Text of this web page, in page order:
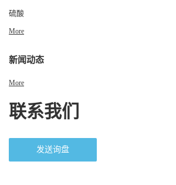
硫酸
More
新闻动态
More
联系我们
发送询盘